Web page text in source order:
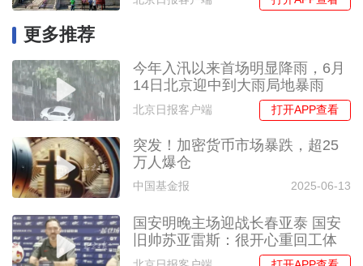
更多推荐
今年入汛以来首场明显降雨，6月
14日北京迎中到大雨局地暴雨
北京日报客户端 打开APP查看
突发！加密货币市场暴跌，超25
万人爆仓
中国基金报 2025-06-13
国安明晚主场迎战长春亚泰 国安
旧帅苏亚雷斯：很开心重回工体